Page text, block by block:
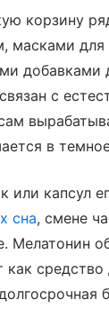
корзину
масками для
добавками
с
в
или капсул
сна, смене
Мелатонин
средство